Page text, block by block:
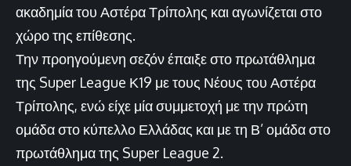
ακαδημία του Αστέρα Τρίπολης και αγωνίζεται στο
χώρο της επίθεσης.
Την προηγούμενη σεζόν έπαιξε στο πρωτάθλημα
της Super League Κ19 με τους Νέους του Αστέρα
Τρίπολης, ενώ είχε μία συμμετοχή με την πρώτη
ομάδα στο κύπελλο Ελλάδας και με τη Β’ ομάδα στο
πρωτάθλημα της Super League 2.